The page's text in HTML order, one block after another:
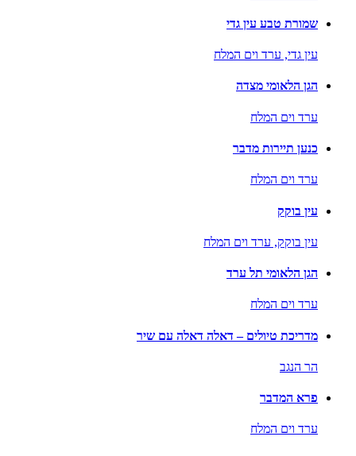
שמורת טבע עין גדי
עין גדי, ערד וים המלח
הגן הלאומי מצדה
ערד וים המלח
כנען תיירות מדבר
ערד וים המלח
עין בוקק
עין בוקק, ערד וים המלח
הגן הלאומי תל ערד
ערד וים המלח
מדריכת טיולים – דאלה דאלה עם שיר
הר הנגב
פרא המדבר
ערד וים המלח